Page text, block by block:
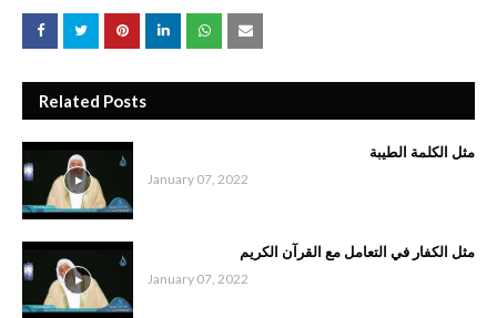
Related Posts
مثل الكلمة الطيبة
January 07, 2022
مثل الكفار في التعامل مع القرآن الكريم
January 07, 2022